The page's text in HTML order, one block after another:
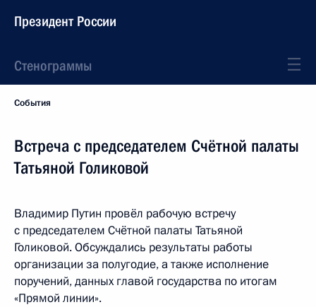
Президент России
Стенограммы
События
Встреча с председателем Счётной палаты
Татьяной Голиковой
Владимир Путин провёл рабочую встречу
с председателем Счётной палаты Татьяной
Голиковой. Обсуждались результаты работы
организации за полугодие, а также исполнение
поручений, данных главой государства по итогам
«Прямой линии».